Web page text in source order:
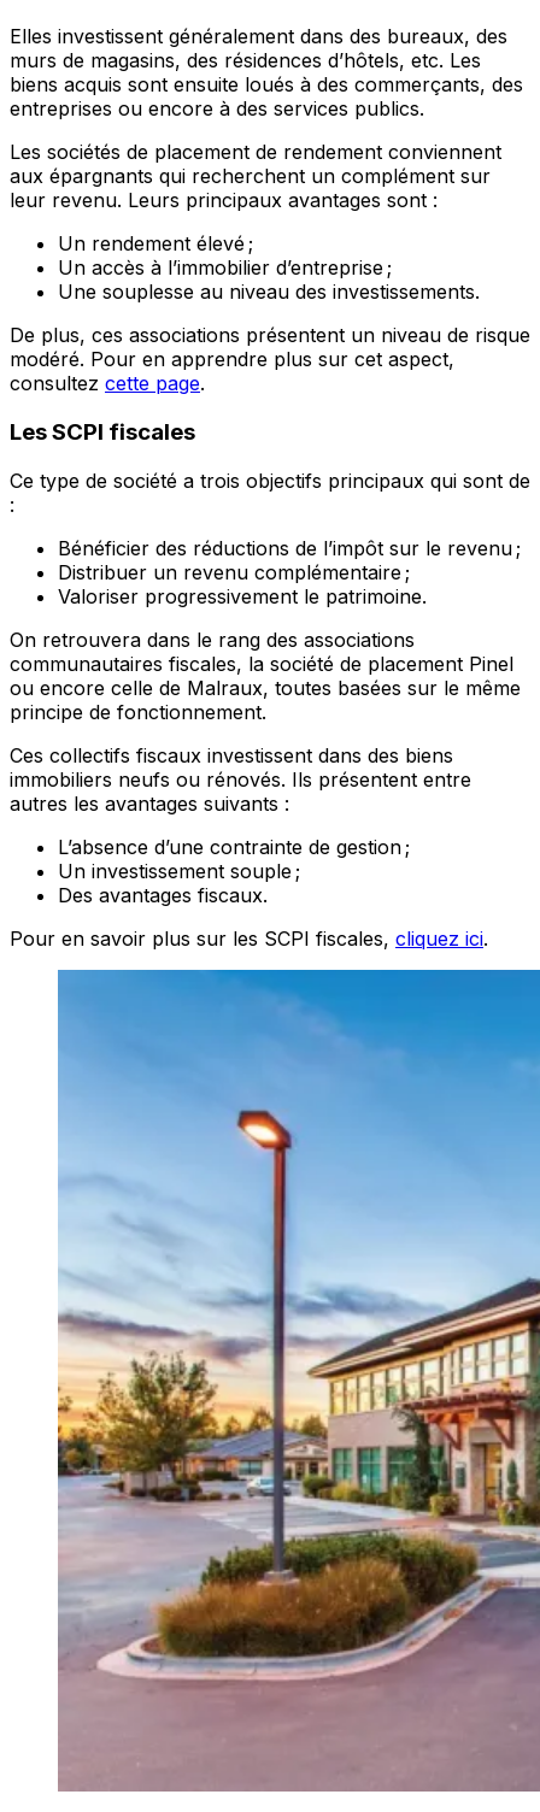
Elles investissent généralement dans des bureaux, des
murs de magasins, des résidences d’hôtels, etc. Les
biens acquis sont ensuite loués à des commerçants, des
entreprises ou encore à des services publics.
Les sociétés de placement de rendement conviennent
aux épargnants qui recherchent un complément sur
leur revenu. Leurs principaux avantages sont :
Un rendement élevé ;
Un accès à l’immobilier d’entreprise ;
Une souplesse au niveau des investissements.
De plus, ces associations présentent un niveau de risque
modéré. Pour en apprendre plus sur cet aspect,
consultez cette page.
Les SCPI fiscales
Ce type de société a trois objectifs principaux qui sont de
:
Bénéficier des réductions de l’impôt sur le revenu ;
Distribuer un revenu complémentaire ;
Valoriser progressivement le patrimoine.
On retrouvera dans le rang des associations
communautaires fiscales, la société de placement Pinel
ou encore celle de Malraux, toutes basées sur le même
principe de fonctionnement.
Ces collectifs fiscaux investissent dans des biens
immobiliers neufs ou rénovés. Ils présentent entre
autres les avantages suivants :
L’absence d’une contrainte de gestion ;
Un investissement souple ;
Des avantages fiscaux.
Pour en savoir plus sur les SCPI fiscales, cliquez ici.